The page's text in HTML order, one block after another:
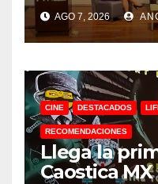
AGO 7, 2026
CINE DESTACADOS
RECOMENDACIONES
Llega la
Caostica